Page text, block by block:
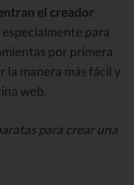
el creador
, especialmente para
por primera
la manera más fácil y
web.
para crear una